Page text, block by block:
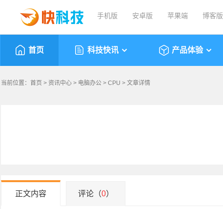
手机版 安卓版 苹果端 博客版
首页 科技快讯 产品体验
当前位置： 首页 > 资讯中心 > 电脑办公 > CPU > 文章详情
正文内容 评论（0）